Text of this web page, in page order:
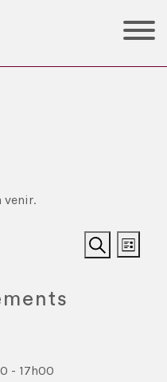
venir.
Recherche
Liste
- 17h00